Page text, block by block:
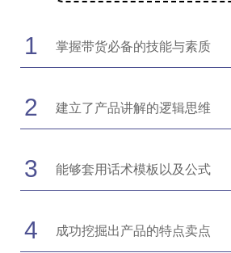
1 掌握带货必备的技能与素质
2 建立了产品讲解的逻辑思维
3 能够套用话术模板以及公式
4 成功挖掘出产品的特点卖点